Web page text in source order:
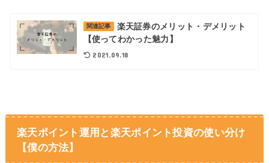
関連記事
楽天証券のメリット・デメリット
【使ってわかった魅力】
2021.09.18
楽天ポイント運用と楽天ポイント投資の使い分け
【僕の方法】